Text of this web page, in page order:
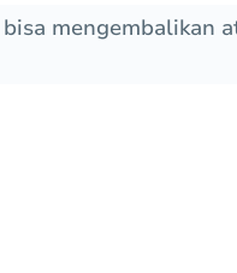
mengembalikan